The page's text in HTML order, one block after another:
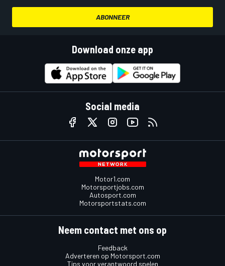
ABONNEER
Download onze app
Social media
Motor1.com
Motorsportjobs.com
Autosport.com
Motorsportstats.com
Neem contact met ons op
Feedback
Adverteren op Motorsport.com
Tips voor verantwoord spelen